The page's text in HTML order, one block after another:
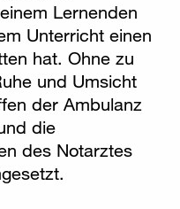
Lernenden
Unterricht einen
hat. Ohne zu
und Umsicht
der Ambulanz
die
des Notarztes